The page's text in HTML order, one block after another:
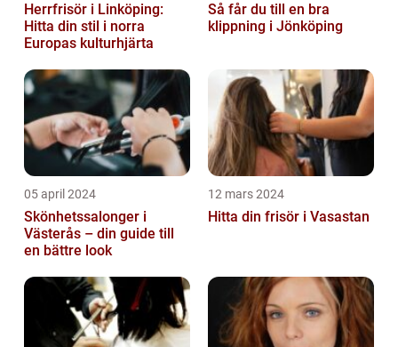
Herrfrisör i Linköping:
Hitta din stil i norra
Europas kulturhjärta
Så får du till en bra
klippning i Jönköping
05 april 2024
Skönhetssalonger i
Västerås – din guide till
en bättre look
12 mars 2024
Hitta din frisör i Vasastan